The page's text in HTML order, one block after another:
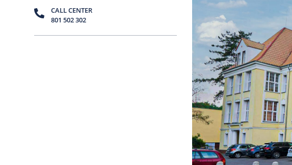
CALL CENTER
801 502 302